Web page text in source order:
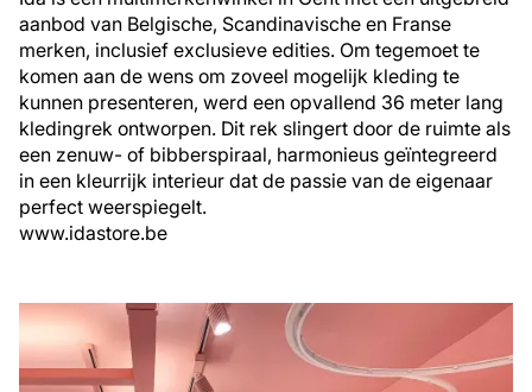
aanbod van Belgische, Scandinavische en Franse
merken, inclusief exclusieve edities. Om tegemoet te
komen aan de wens om zoveel mogelijk kleding te
kunnen presenteren, werd een opvallend 36 meter lang
kledingrek ontworpen. Dit rek slingert door de ruimte als
een zenuw- of bibberspiraal, harmonieus geïntegreerd
in een kleurrijk interieur dat de passie van de eigenaar
perfect weerspiegelt.
www.idastore.be